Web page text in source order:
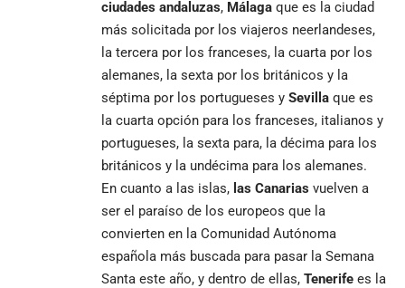
ciudades andaluzas, Málaga que es la ciudad
más solicitada por los viajeros neerlandeses,
la tercera por los franceses, la cuarta por los
alemanes, la sexta por los británicos y la
séptima por los portugueses y Sevilla que es
la cuarta opción para los franceses, italianos y
portugueses, la sexta para, la décima para los
británicos y la undécima para los alemanes.
En cuanto a las islas, las Canarias vuelven a
ser el paraíso de los europeos que la
convierten en la Comunidad Autónoma
española más buscada para pasar la Semana
Santa este año, y dentro de ellas, Tenerife es la